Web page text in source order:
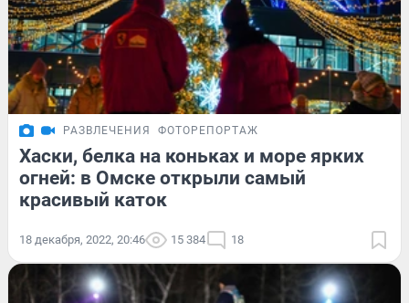
РАЗВЛЕЧЕНИЯ ФОТОРЕПОРТАЖ
Хаски, белка на коньках и море ярких
огней: в Омске открыли самый
красивый каток
18 декабря, 2022, 20:46 15 384 18